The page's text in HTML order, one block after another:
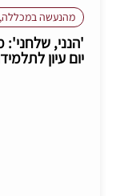
מהנעשה במכללה,
'הנני, שלחני':
יום עיון